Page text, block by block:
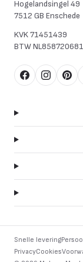
Hogelandsingel 49
7512 GB Enschede
KVK71451439
BTW
Facebook
Snelle levering
PrivacyCookies